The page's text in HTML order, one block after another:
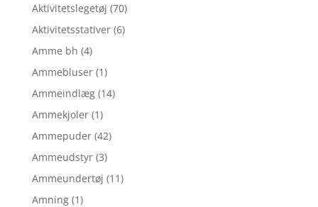
Aktivitetslegetøj (70)
Aktivitetsstativer (6)
Amme bh (4)
Ammebluser (1)
Ammeindlæg (14)
Ammekjoler (1)
Ammepuder (42)
Ammeudstyr (3)
Ammeundertøj (11)
Amning (1)